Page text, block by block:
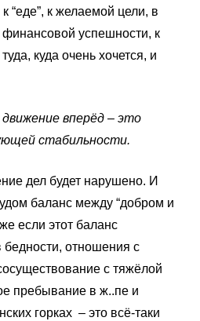
“еде”, к желаемой цели, в
финансовой успешности, к
куда очень хочется, и
вперёд – это
стабильности.
дел будет нарушено. И
баланс между “добром и
если этот баланс
бедности, отношения с
с тяжёлой
пребывание в ж..пе и
горках – это всё-таки